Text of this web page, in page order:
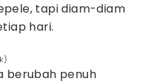
tapi diam-diam
hari.
berubah penuh